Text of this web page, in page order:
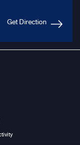
Get Direction